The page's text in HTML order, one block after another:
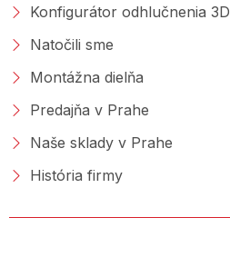
Konfigurátor odhlučnenia 3D
Natočili sme
Montážna dielňa
Predajňa v Prahe
Naše sklady v Prahe
História firmy